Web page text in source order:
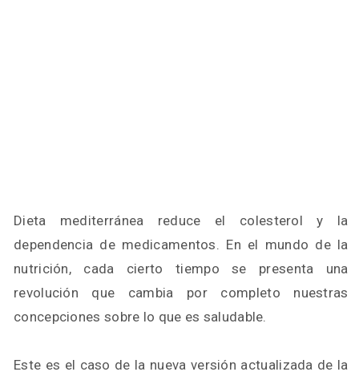
Dieta mediterránea reduce el colesterol y la
dependencia de medicamentos. En el mundo de la
nutrición, cada cierto tiempo se presenta una
revolución que cambia por completo nuestras
concepciones sobre lo que es saludable.
Este es el caso de la nueva versión actualizada de la